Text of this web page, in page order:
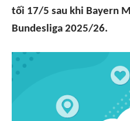
tối 17/5 sau khi Bayern
Bundesliga 2025/26.